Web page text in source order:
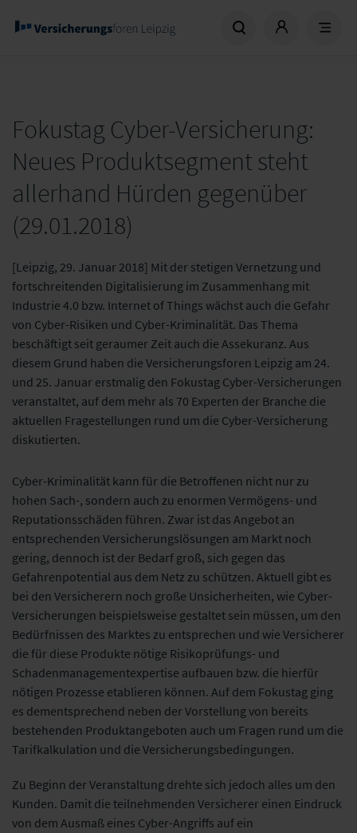
Fokustag Cyber-Versicherung:
Neues Produktsegment steht
allerhand Hürden gegenüber
(29.01.2018)
[Leipzig, 29. Januar 2018] Mit der stetigen Vernetzung und
fortschreitenden Digitalisierung im Zusammenhang mit
Industrie 4.0 bzw. Internet of Things wächst auch die Gefahr
von Cyber-Risiken und Cyber-Kriminalität. Das Thema
beschäftigt seit geraumer Zeit auch die Assekuranz. Aus
diesem Grund haben die Versicherungsforen Leipzig am 24.
und 25. Januar erstmalig den Fokustag Cyber-Versicherungen
veranstaltet, auf dem mehr als 70 Experten der Branche die
aktuellen Fragestellungen rund um die Cyber-Versicherung
diskutierten.
Cyber-Kriminalität kann für die Betroffenen nicht nur zu
hohen Sach-, sondern auch zu enormen Vermögens- und
Reputationsschäden führen. Zwar ist das Angebot an
entsprechenden Versicherungslösungen am Markt noch
gering, dennoch ist der Bedarf groß, sich gegen das
Gefahrenpotential aus dem Netz zu schützen. Aktuell gibt es
bei den Versicherern noch große Unsicherheiten, wie Cyber-
Versicherungen beispielsweise gestaltet sein müssen, um den
Bedürfnissen des Marktes zu entsprechen und wie Versicherer
die für diese Produkte nötige Risikoprüfungs- und
Schadenmanagementexpertise aufbauen bzw. die hierfür
nötigen Prozesse etablieren können. Auf dem Fokustag ging
es dementsprechend neben der Vorstellung von bereits
bestehenden Produktangeboten auch um Fragen rund um die
Tarifkalkulation und die Versicherungsbedingungen.
Zu Beginn der Veranstaltung drehte sich jedoch alles um den
Kunden. Damit die teilnehmenden Versicherer einen Eindruck
von dem Ausmaß eines Cyber-Angriffs auf ein